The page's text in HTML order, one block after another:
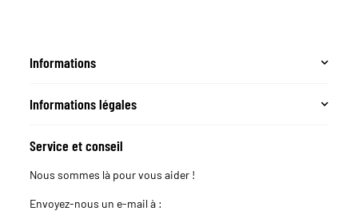
Informations
Informations légales
Service et conseil
Nous sommes là pour vous aider !
Envoyez-nous un e-mail à :